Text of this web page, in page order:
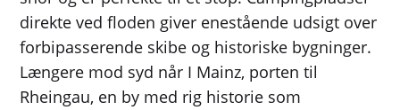
direkte ved floden giver enestående udsigt over
forbipasserende skibe og historiske bygninger.
Længere mod syd når I Mainz, porten til
Rheingau, en by med rig historie som